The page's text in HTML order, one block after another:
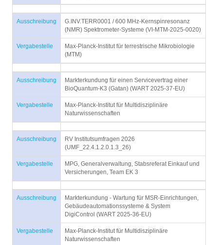
Ausschreibung
G.INV.TERR0001 / 600 MHz-Kernspinresonanz
(NMR) Spektrometer-Systeme (VI-MTM-2025-0020)
Vergabestelle
Max-Planck-Institut für terrestrische Mikrobiologie
(MTM)
Ausschreibung
Markterkundung für einen Servicevertrag einer
BioQuantum-K3 (Gatan) (WART 2025-37-EU)
Vergabestelle
Max-Planck-Institut für Multidisziplinäre
Naturwissenschaften
Ausschreibung
RV Institutsumfragen 2026
(UMF_22.4.1.2.0.1.3_26)
Vergabestelle
MPG, Generalverwaltung, Stabsreferat Einkauf und
Versicherungen, Team EK 3
Ausschreibung
Markterkundung - Wartung für MSR-Einrichtungen,
Gebäudeautomationssysteme & System
DigiControl (WART 2025-36-EU)
Vergabestelle
Max-Planck-Institut für Multidisziplinäre
Naturwissenschaften